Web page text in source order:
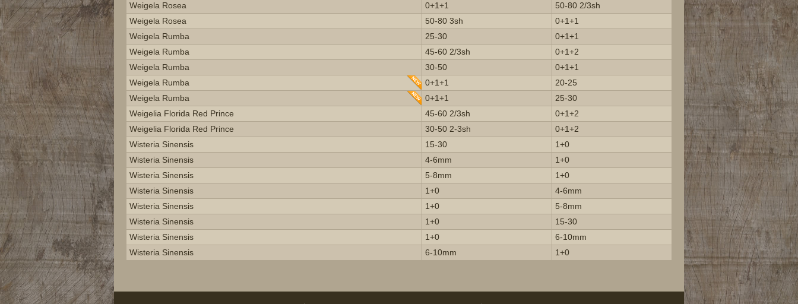
Weigela Rosea
0+1+1
50-80 2/3sh
Weigela Rosea
50-80 3sh
0+1+1
Weigela Rumba
25-30
0+1+1
Weigela Rumba
45-60 2/3sh
0+1+2
Weigela Rumba
30-50
0+1+1
Weigela Rumba
0+1+1
20-25
Weigela Rumba
0+1+1
25-30
Weigelia Florida Red Prince
45-60 2/3sh
0+1+2
Weigelia Florida Red Prince
30-50 2-3sh
0+1+2
Wisteria Sinensis
15-30
1+0
Wisteria Sinensis
4-6mm
1+0
Wisteria Sinensis
5-8mm
1+0
Wisteria Sinensis
1+0
4-6mm
Wisteria Sinensis
1+0
5-8mm
Wisteria Sinensis
1+0
15-30
Wisteria Sinensis
1+0
6-10mm
Wisteria Sinensis
6-10mm 1+0